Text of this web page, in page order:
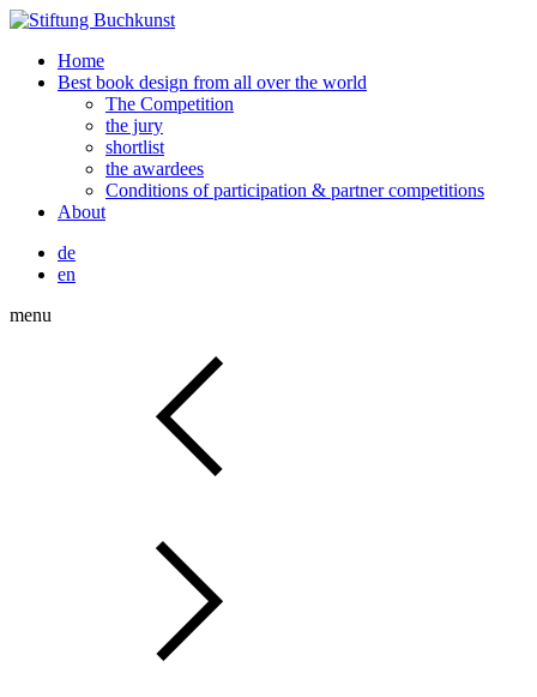
Home
Best book design from all over the world
The Competition
the jury
shortlist
the awardees
Conditions of participation & partner competitions
About
de
en
menu